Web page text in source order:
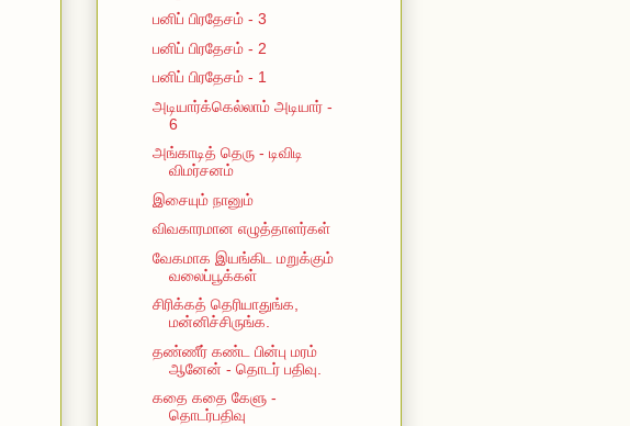
பனிப் பிரதேசம் - 3
பனிப் பிரதேசம் - 2
பனிப் பிரதேசம் - 1
அடியார்க்கெல்லாம் அடியார் -
6
அங்காடித் தெரு - டிவிடி
விமர்சனம்
இசையும் நானும்
விவகாரமான எழுத்தாளர்கள்
வேகமாக இயங்கிட மறுக்கும்
வலைப்பூக்கள்
சிரிக்கத் தெரியாதுங்க,
மன்னிச்சிருங்க.
தண்ணீர் கண்ட பின்பு மரம்
ஆனேன் - தொடர் பதிவு.
கதை கதை கேளு -
தொடர்பதிவு